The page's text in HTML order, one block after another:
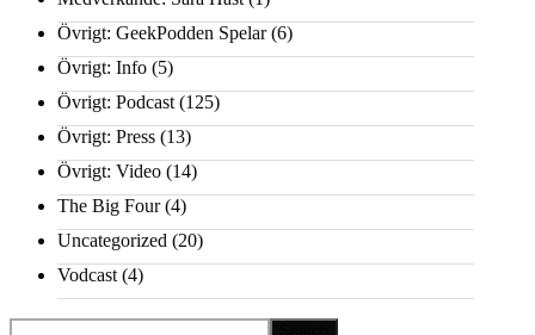
Övrigt: GeekPodden Spelar(6)
Övrigt: Info (5)
Övrigt: Podcast (125)
Övrigt: Press (13)
Övrigt: Video (14)
The Big Four(4)
Uncategorized (20)
Vodcast (4)